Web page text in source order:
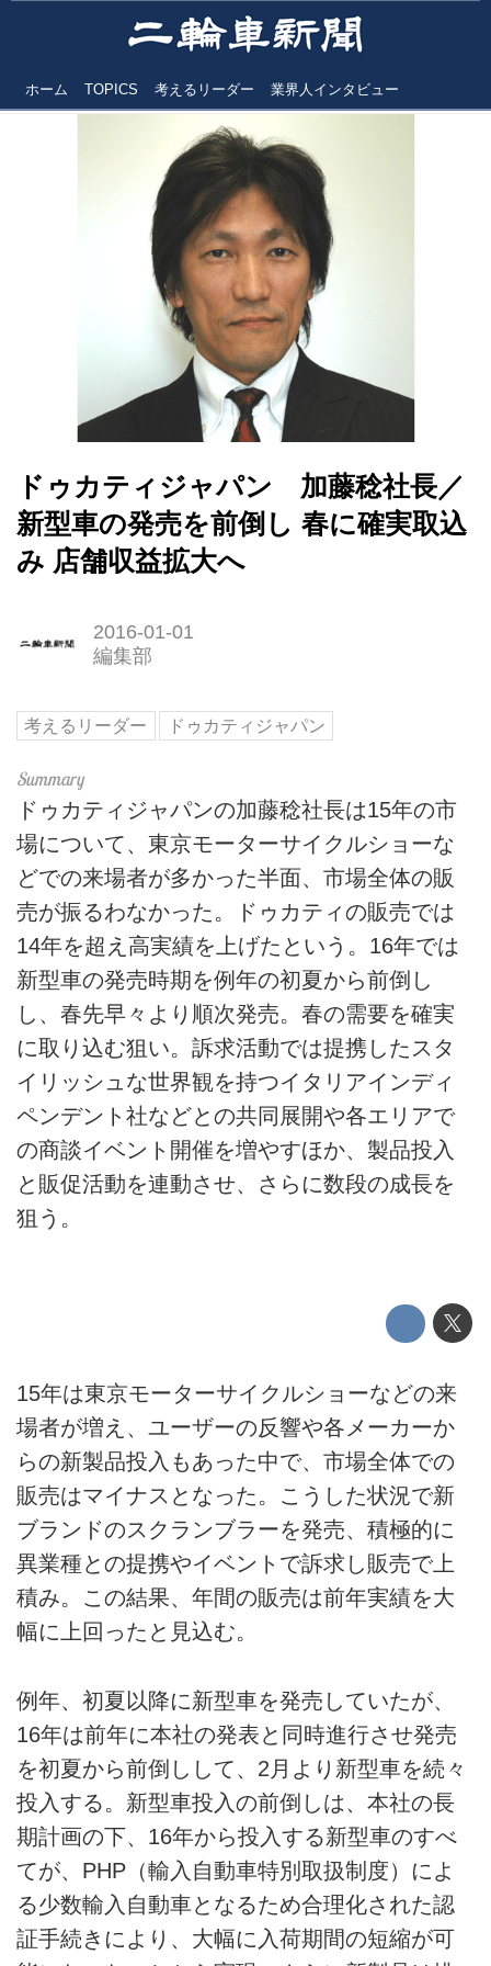
ホーム TOPICS 考えるリーダー 業界人インタビュー
ドゥカティジャパン 加藤稔社長／
新型車の発売を前倒し 春に確実取込
み 店舗収益拡大へ
2016-01-01
編集部
考えるリーダー ドゥカティジャパン
ドゥカティジャパンの加藤稔社長は15年の市
場について、東京モーターサイクルショーな
どでの来場者が多かった半面、市場全体の販
売が振るわなかった。ドゥカティの販売では
14年を超え高実績を上げたという。16年では
新型車の発売時期を例年の初夏から前倒し
し、春先早々より順次発売。春の需要を確実
に取り込む狙い。訴求活動では提携したスタ
イリッシュな世界観を持つイタリアインディ
ペンデント社などとの共同展開や各エリアで
の商談イベント開催を増やすほか、製品投入
と販促活動を連動させ、さらに数段の成長を
狙う。
15年は東京モーターサイクルショーなどの来
場者が増え、ユーザーの反響や各メーカーか
らの新製品投入もあった中で、市場全体での
販売はマイナスとなった。こうした状況で新
ブランドのスクランブラーを発売、積極的に
異業種との提携やイベントで訴求し販売で上
積み。この結果、年間の販売は前年実績を大
幅に上回ったと見込む。
例年、初夏以降に新型車を発売していたが、
16年は前年に本社の発表と同時進行させ発売
を初夏から前倒しして、2月より新型車を続々
投入する。新型車投入の前倒しは、本社の長
期計画の下、16年から投入する新型車のすべ
てが、PHP（輸入自動車特別取扱制度）によ
る少数輸入自動車となるため合理化された認
証手続きにより、大幅に入荷期間の短縮が可